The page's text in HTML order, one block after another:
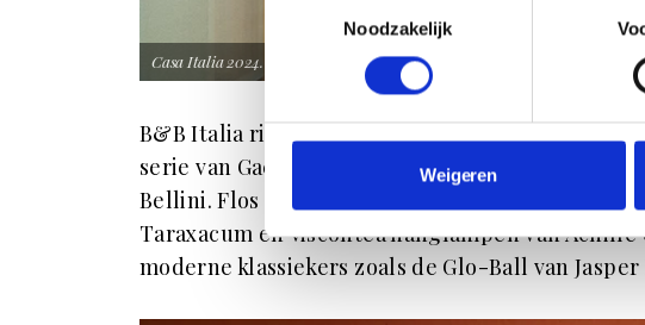
Noodzakelijk
Weigeren
Casa Italia 2024. Fotografie: Pietro Savorelli
B&B Italia richt de woon-, lounge- en
serie van Gaetano Pesce, de Camaleonda-bank
Bellini. Flos zorgt voor de verlichting, met
Taraxacum en Viscontea hanglampen van
moderne klassiekers zoals de Glo-Ball van